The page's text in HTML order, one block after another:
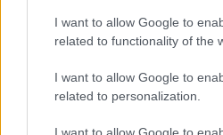
I want to allow Google to
related to functionality of the
I want to allow Google to
related to personalization.